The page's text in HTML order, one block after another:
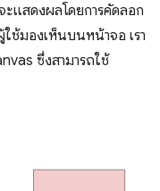
ะแสดงผลโดยการคัดลอก
ช้มองเห็นบนหน้าจอ เรา
ซึ่งสามารถใช้